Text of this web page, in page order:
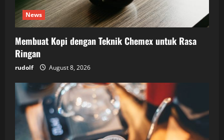
News
Membuat Kopi dengan Teknik Chemex untuk Rasa
Ringan
rudolf August 8, 2026